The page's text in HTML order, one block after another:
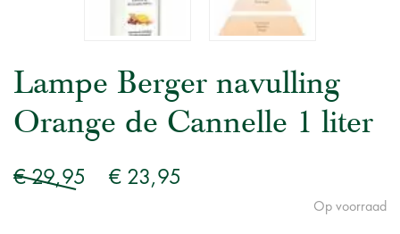
Lampe Berger navulling
Orange de Cannelle 1 liter
€ 29,95 € 23,95
Op voorraad